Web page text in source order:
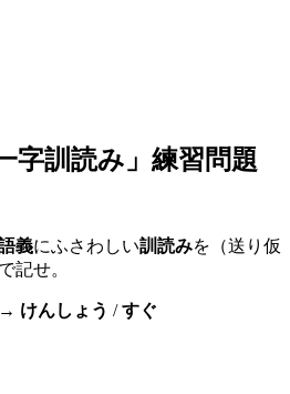
字訓読み」練習問題
義にふさわしい訓読みを（送り仮
で記せ。
けんしょう /すぐ